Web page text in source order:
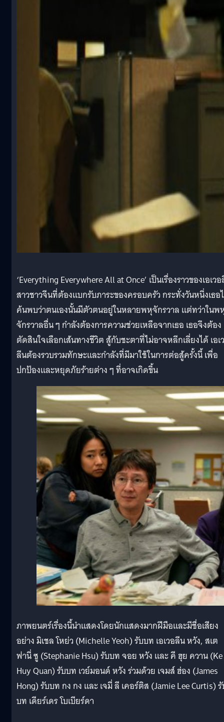
‘Everything Everywhere All at Once’ เป็นเรื่องราวของเอเว
สาวชาวจีนที่ต้องแบกรับภาระของครอบครัว กระทั่งวันหนึ่งเธอ
ค้นพบว่าตนเองนั้นมีตัวตนอยู่ในหลายพหุจักรวาล แต่ทว่าในพ
จักรวาลอื่น ๆ กำลังต้องการความช่วยเหลือจากเธอ เธอจึงต้อง
ตัดสินใจเลือกเส้นทางชีวิต สู้กับชะตาที่ไม่อาจหลีกเลี่ยงได้ เอเ
ลีนต้องรวบรวมทักษะและกำลังที่มีมาใช้ในการต่อสู้ครั้งนี้ เพื่อ
ปกป้องและหยุดภัยร้ายต่าง ๆ ที่อาจเกิดขึ้น
ภาพยนตร์เรื่องนี้นำแสดงโดยนักแสดงมากฝีมือและมีชื่อเสียง
อย่าง มิเชล โหย่ว (Michelle Yeoh) รับบท เอเวอลีน หวัง, สเต
ฟานี่ ซู (Stephanie Hsu) รับบท จอย หวัง และ คี ฮุย ควาน (Ke
Huy Quan) รับบท เวย์มอนด์ หวัง ร่วมด้วย เจมส์ ฮ่อง (James
Hong) รับบท กง กง และ เจมี่ ลี เคอร์ติส (Jamie Lee Curtis)
บท เดียร์เดร โบเบียร์ดา